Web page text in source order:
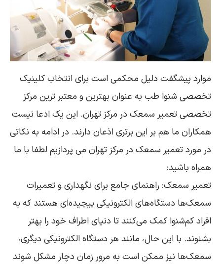
موارد پیشگفت دلیل محکمی است برای انتخاب کلینیک
تخصصی شنوا طب به عنوان بهترین و معتبر ترین مرکز
تخصصی تعمیر سمعک در مرکز تهران. این یک ادعا نیست
همکاران ما هم بر این برتری اذعان دارند. در ادامه به نکاتی
در مورد تعمیر سمعک در مرکز تهران می پردازیم لطفا با ما
همراه باشید:
تعمیر سمعک: راهنمای جامع برای نگهداری و تعمیرات
سمعک‌ها دستگاه‌های الکترونیکی پیچیده‌ای هستند که به
افراد کم‌شنوا کمک می‌کنند تا دنیای اطراف خود را بهتر
بشنوند. با این حال، مانند هر دستگاه الکترونیکی دیگری،
سمعک‌ها نیز ممکن است به مرور زمان دچار مشکل شوند